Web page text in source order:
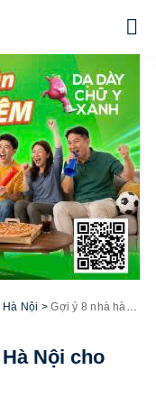
Hà Nội >Gợi ý 8 nhà hàng Pháp ở Hà Nội cho bữa tối lãng mạn
Nội cho